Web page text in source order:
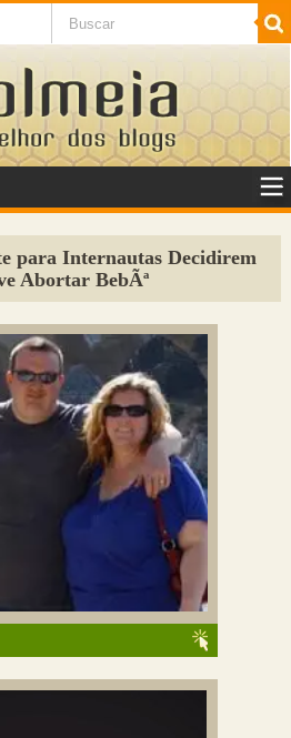
SaÃºde
para Internautas Decidirem
Abortar BebÃª